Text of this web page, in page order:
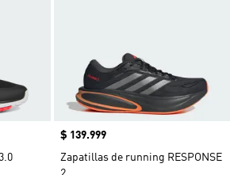
Precio
$ 139.999
Zapatillas de running RESPONSE